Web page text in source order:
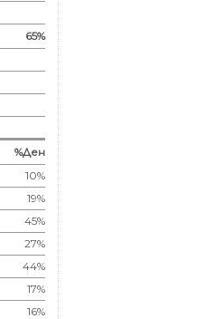
65%
%Ден
10%
19%
45%
27%
44%
17%
16%